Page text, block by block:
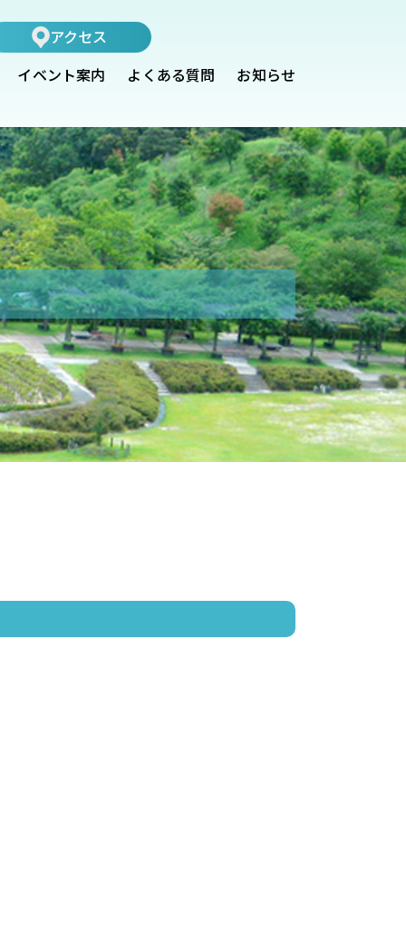
アクセス
イベント案内
よくある質問 お知らせ